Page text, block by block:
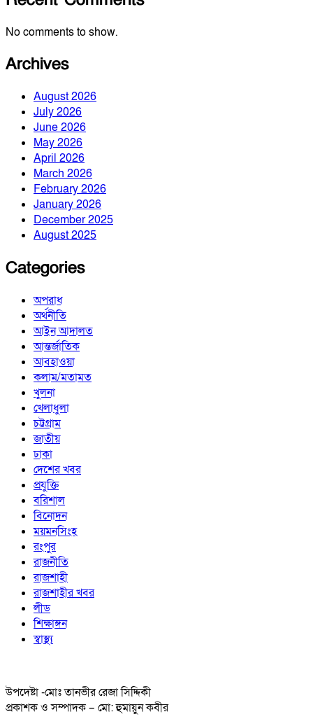
No comments to show.
Archives
August 2026
July 2026
June 2026
May 2026
April 2026
March 2026
February 2026
January 2026
December 2025
August 2025
Categories
অপরাধ
অর্থনীতি
আইন আদালত
আন্তর্জাতিক
আবহাওয়া
কলাম/মতামত
খুলনা
খেলাধুলা
চট্টগ্রাম
জাতীয়
ঢাকা
দেশের খবর
প্রযুক্তি
বরিশাল
বিনোদন
ময়মনসিংহ
রংপুর
রাজনীতি
রাজশাহী
রাজশাহীর খবর
লীড
শিক্ষাঙ্গন
স্বাস্থ্য
উপদেষ্টা -মোঃ তানভীর রেজা সিদ্দিকী
প্রকাশক ও সম্পাদক – মো: হুমায়ুন কবীর